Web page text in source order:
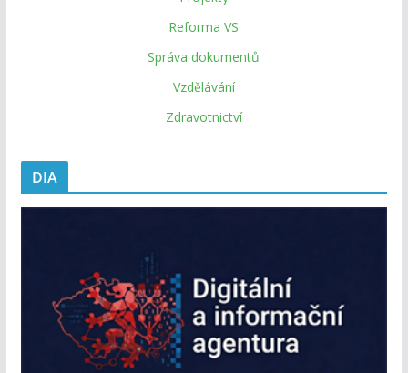
Reforma VS
Správa dokumentů
Vzdělávání
Zdravotnictví
DIA